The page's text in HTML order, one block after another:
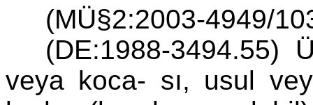
(MÜ§2:2003-4949/
(DE:1988-3494.55)
veya koca- sı, usul